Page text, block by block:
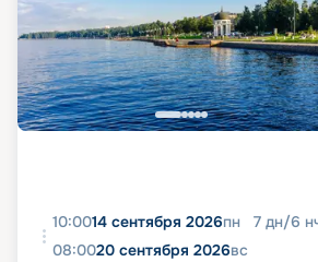
10:0014 сентября 2026пн 7 дн/6
08:0020 сентября 2026вс